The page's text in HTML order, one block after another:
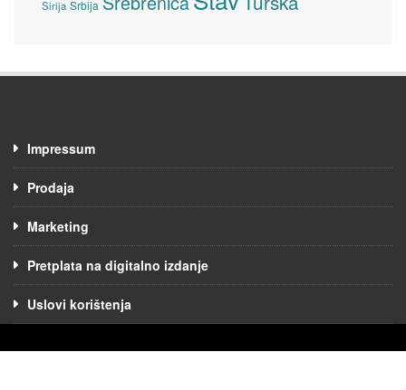
Sirija Srbija
Impressum
Prodaja
Marketing
Pretplata na digitalno izdanje
Uslovi korištenja